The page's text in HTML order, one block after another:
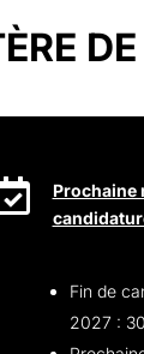
Prochaine
Fin de
2027 :